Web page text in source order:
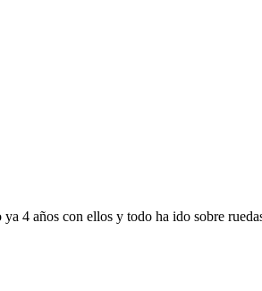
4 años con ellos y todo ha ido sobre